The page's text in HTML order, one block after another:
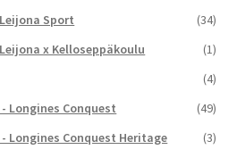
Sport
(34)
x Kelloseppäkoulu
(1)
(4)
Longines Conquest
(49)
Longines Conquest Heritage
(3)